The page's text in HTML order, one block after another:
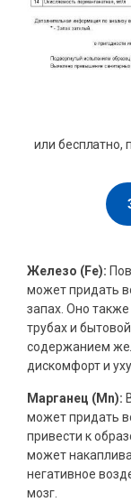
или бесплатно,
Железо (Fe):
может придать
запах. Оно
трубах и
содержанием
дискомфорт и
Марганец (Mn):
может придать
привести к
может
негативное
мозг.